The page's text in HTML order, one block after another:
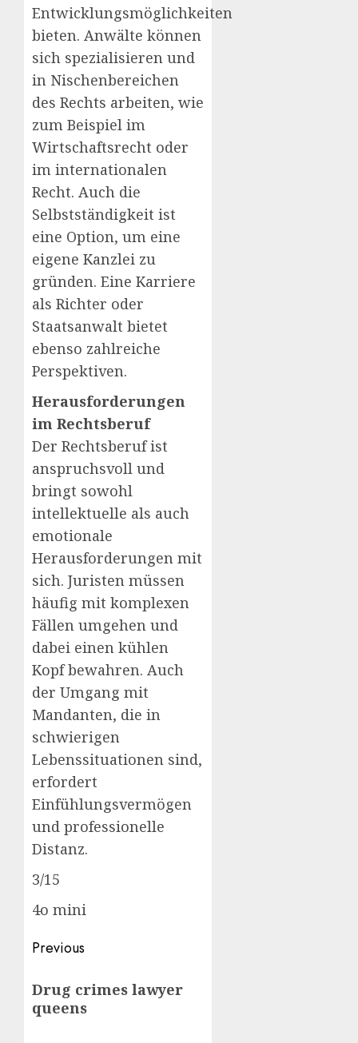
Entwicklungsmöglichkeiten
bieten. Anwälte können
sich spezialisieren und
in Nischenbereichen
des Rechts arbeiten, wie
zum Beispiel im
Wirtschaftsrecht oder
im internationalen
Recht. Auch die
Selbstständigkeit ist
eine Option, um eine
eigene Kanzlei zu
gründen. Eine Karriere
als Richter oder
Staatsanwalt bietet
ebenso zahlreiche
Perspektiven.
Herausforderungen
im Rechtsberuf
Der Rechtsberuf ist
anspruchsvoll und
bringt sowohl
intellektuelle als auch
emotionale
Herausforderungen mit
sich. Juristen müssen
häufig mit komplexen
Fällen umgehen und
dabei einen kühlen
Kopf bewahren. Auch
der Umgang mit
Mandanten, die in
schwierigen
Lebenssituationen sind,
erfordert
Einfühlungsvermögen
und professionelle
Distanz.
3/15
4o mini
Post
navigation
Previous
post:
Drug crimes lawyer
queens